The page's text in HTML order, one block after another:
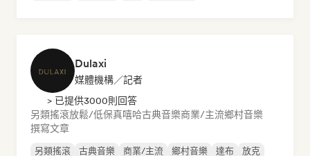
Dulaxi
媒體機構／記者
> 已提供3000則回答
另類搖滾放鬆/低保真嘻哈古典音樂商業/主流鄉村音樂
撰寫文章
另類搖滾 古典音樂 商業/主流 鄉村音樂 達布 放克